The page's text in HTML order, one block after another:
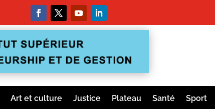
Art et culture Justice Plateau Santé Sport